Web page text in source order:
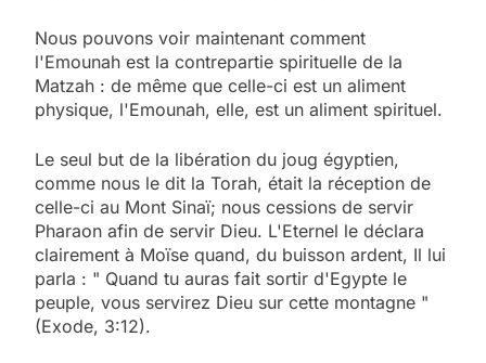
Nous pouvons voir maintenant comment
l'Emounah est la contrepartie spirituelle de la
Matzah : de même que celle-ci est un aliment
physique, l'Emounah, elle, est un aliment spirituel.
Le seul but de la libération du joug égyptien,
comme nous le dit la Torah, était la réception de
celle-ci au Mont Sinaï; nous cessions de servir
Pharaon afin de servir Dieu. L'Eternel le déclara
clairement à Moïse quand, du buisson ardent, Il lui
parla : " Quand tu auras fait sortir d'Egypte le
peuple, vous servirez Dieu sur cette montagne "
(Exode, 3:12).